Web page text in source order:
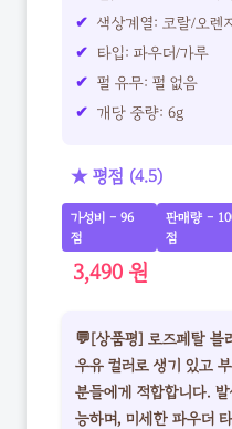
색상계열: 코랄/오렌
타입: 파우더/가루
펄 유무: 펄 없음
개당 중량: 6g
★ 평점 (4.5)
가성비 - 96
점
판매량 -
점
3,490 원
💬[상품평] 로즈페탈 블
우유 컬러로 생기 있고
분들에게 적합합니다.
능하며, 미세한 파우더